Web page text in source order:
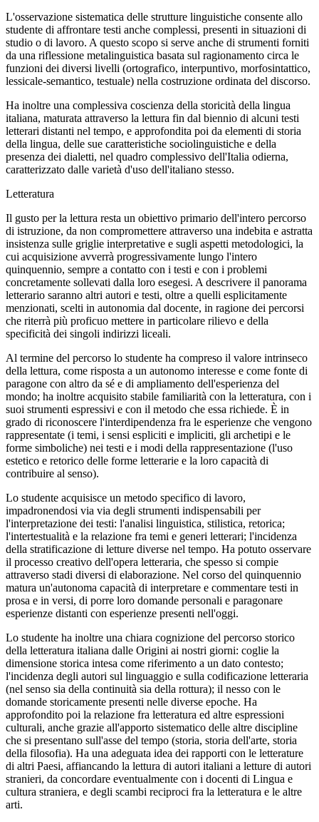
L'osservazione sistematica delle strutture linguistiche consente allo
studente di affrontare testi anche complessi, presenti in situazioni di
studio o di lavoro. A questo scopo si serve anche di strumenti forniti
da una riflessione metalinguistica basata sul ragionamento circa le
funzioni dei diversi livelli (ortografico, interpuntivo, morfosintattico,
lessicale-semantico, testuale) nella costruzione ordinata del discorso.
Ha inoltre una complessiva coscienza della storicità della lingua
italiana, maturata attraverso la lettura fin dal biennio di alcuni testi
letterari distanti nel tempo, e approfondita poi da elementi di storia
della lingua, delle sue caratteristiche sociolinguistiche e della
presenza dei dialetti, nel quadro complessivo dell'Italia odierna,
caratterizzato dalle varietà d'uso dell'italiano stesso.
Letteratura
Il gusto per la lettura resta un obiettivo primario dell'intero percorso
di istruzione, da non compromettere attraverso una indebita e astratta
insistenza sulle griglie interpretative e sugli aspetti metodologici, la
cui acquisizione avverrà progressivamente lungo l'intero
quinquennio, sempre a contatto con i testi e con i problemi
concretamente sollevati dalla loro esegesi. A descrivere il panorama
letterario saranno altri autori e testi, oltre a quelli esplicitamente
menzionati, scelti in autonomia dal docente, in ragione dei percorsi
che riterrà più proficuo mettere in particolare rilievo e della
specificità dei singoli indirizzi liceali.
Al termine del percorso lo studente ha compreso il valore intrinseco
della lettura, come risposta a un autonomo interesse e come fonte di
paragone con altro da sé e di ampliamento dell'esperienza del
mondo; ha inoltre acquisito stabile familiarità con la letteratura, con i
suoi strumenti espressivi e con il metodo che essa richiede. È in
grado di riconoscere l'interdipendenza fra le esperienze che vengono
rappresentate (i temi, i sensi espliciti e impliciti, gli archetipi e le
forme simboliche) nei testi e i modi della rappresentazione (l'uso
estetico e retorico delle forme letterarie e la loro capacità di
contribuire al senso).
Lo studente acquisisce un metodo specifico di lavoro,
impadronendosi via via degli strumenti indispensabili per
l'interpretazione dei testi: l'analisi linguistica, stilistica, retorica;
l'intertestualità e la relazione fra temi e generi letterari; l'incidenza
della stratificazione di letture diverse nel tempo. Ha potuto osservare
il processo creativo dell'opera letteraria, che spesso si compie
attraverso stadi diversi di elaborazione. Nel corso del quinquennio
matura un'autonoma capacità di interpretare e commentare testi in
prosa e in versi, di porre loro domande personali e paragonare
esperienze distanti con esperienze presenti nell'oggi.
Lo studente ha inoltre una chiara cognizione del percorso storico
della letteratura italiana dalle Origini ai nostri giorni: coglie la
dimensione storica intesa come riferimento a un dato contesto;
l'incidenza degli autori sul linguaggio e sulla codificazione letteraria
(nel senso sia della continuità sia della rottura); il nesso con le
domande storicamente presenti nelle diverse epoche. Ha
approfondito poi la relazione fra letteratura ed altre espressioni
culturali, anche grazie all'apporto sistematico delle altre discipline
che si presentano sull'asse del tempo (storia, storia dell'arte, storia
della filosofia). Ha una adeguata idea dei rapporti con le letterature
di altri Paesi, affiancando la lettura di autori italiani a letture di autori
stranieri, da concordare eventualmente con i docenti di Lingua e
cultura straniera, e degli scambi reciproci fra la letteratura e le altre
arti.